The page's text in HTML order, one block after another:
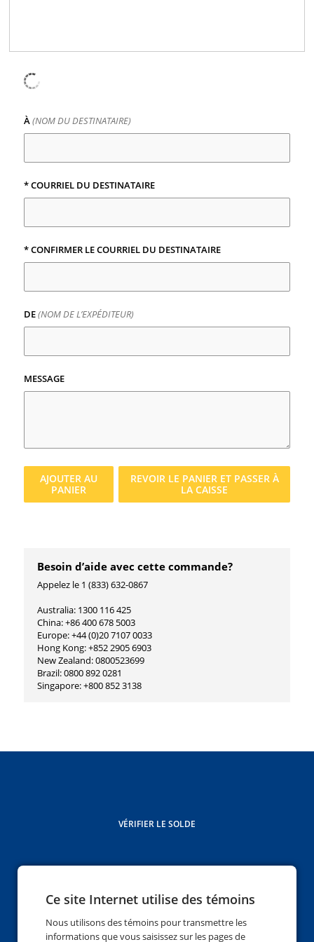
À(NOM DU DESTINATAIRE)
* COURRIEL DU DESTINATAIRE
* CONFIRMER LE COURRIEL DU DESTINATAIRE
DE(NOM DE L’EXPÉDITEUR)
MESSAGE
AJOUTER AU
PANIER
REVOIR LE PANIERET PASSER À
LA CAISSE
Besoin d’aide avec cette commande?
Appelez le 1 (833) 632-0867
Australia: 1300 116 425
China: +86 400 678 5003
Europe: +44 (0)20 7107 0033
Hong Kong: +852 2905 6903
New Zealand: 0800523699
Brazil: 0800 892 0281
Singapore: +800 852 3138​
VÉRIFIER LE SOLDE
Contactez-nous phone 1-877-227-3288
Ce site Internet utilise des témoins
Nous utilisons des témoins pour transmettre les
informations que vous saisissez sur les pages de